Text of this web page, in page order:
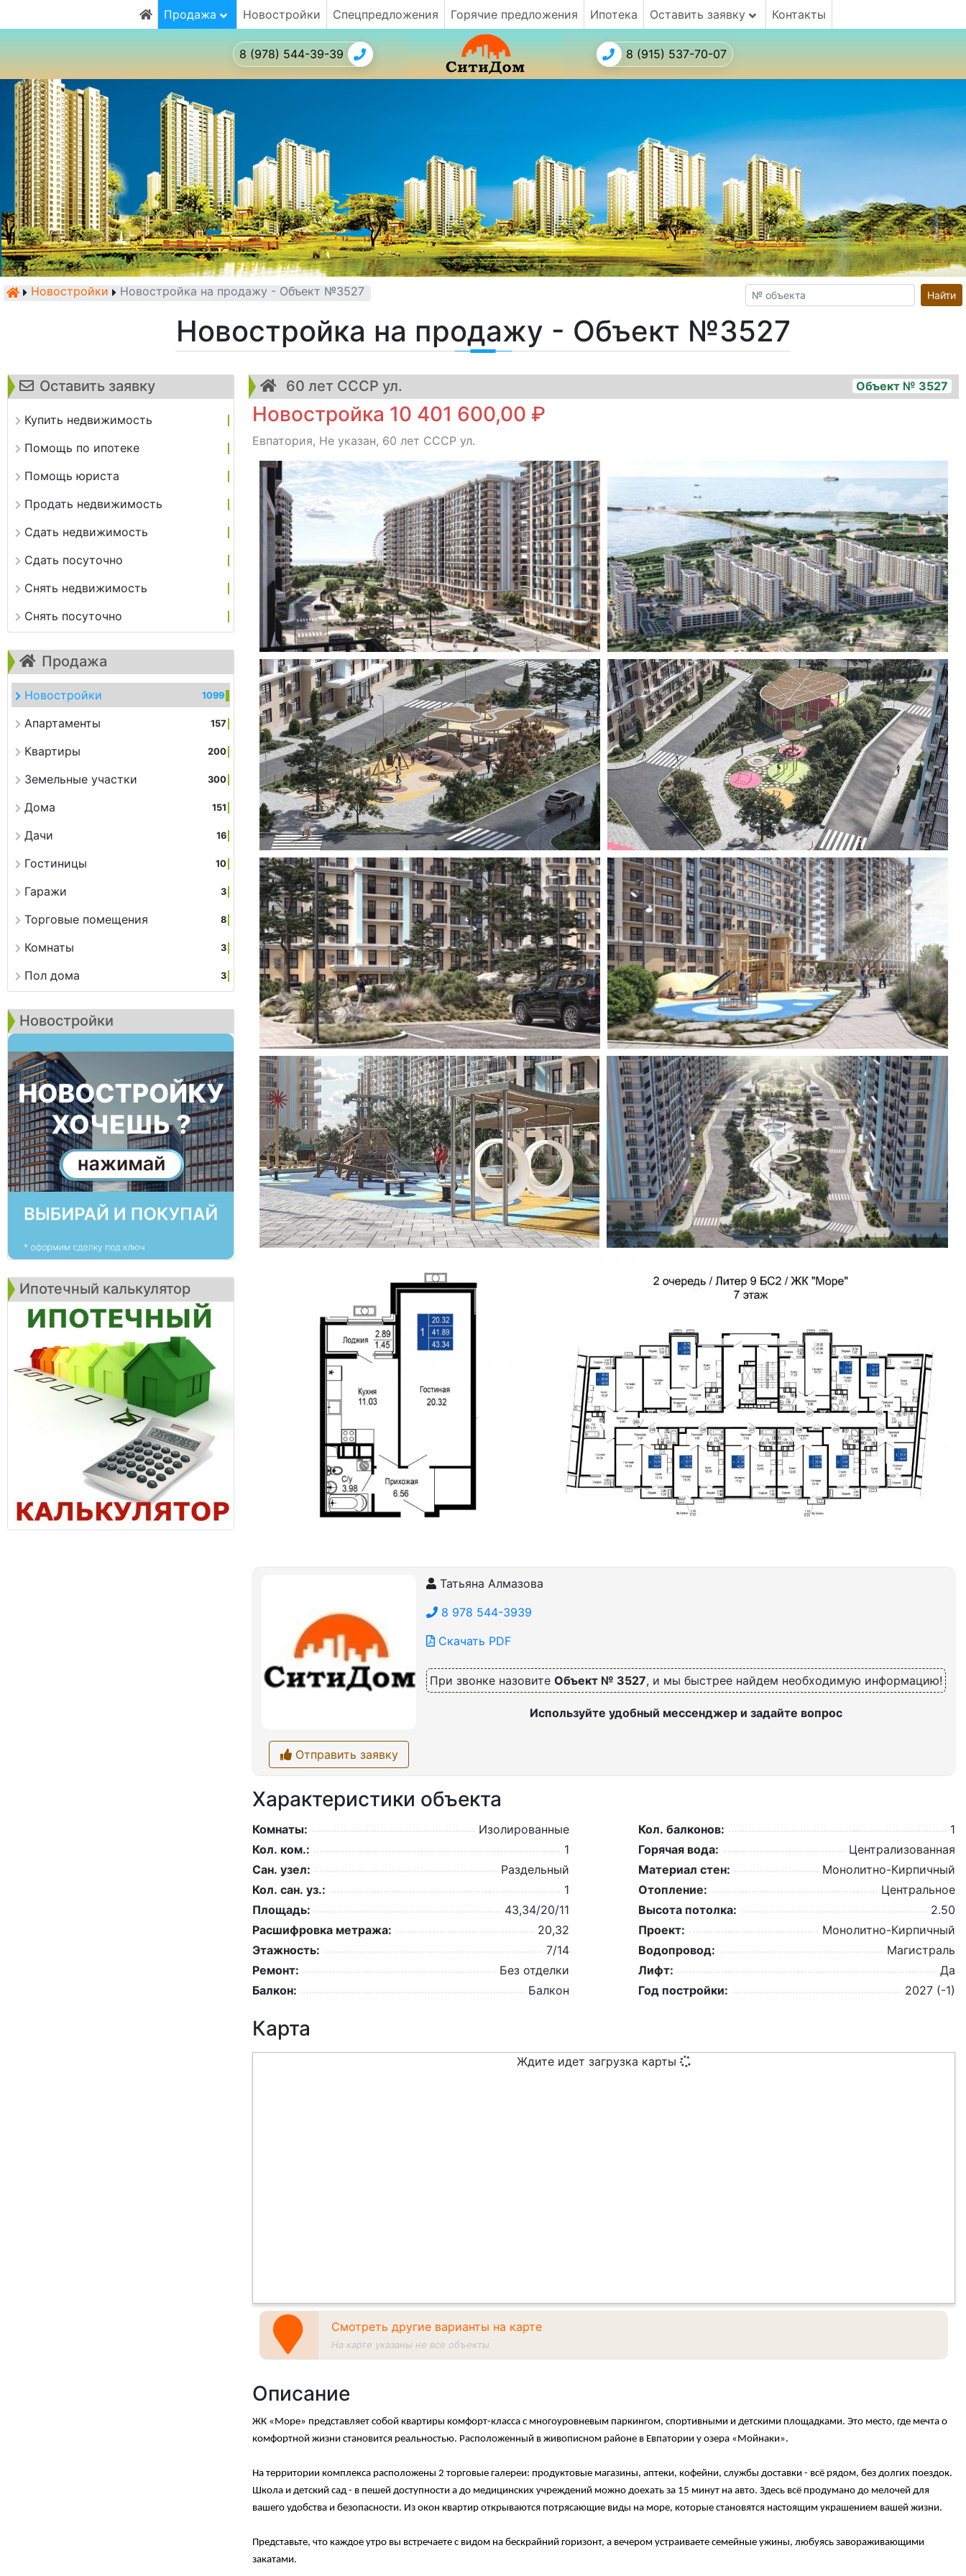
Продажа Новостройки Спецпредложения Горячие предложения Ипотека Оставить заявку Контакты
8 (978) 544-39-39 8 (915) 537-70-07
Новостройки Новостройка на продажу - Объект №3527 Найти
Новостройка на продажу - Объект №3527
Оставить заявку
Купить недвижимость
Помощь по ипотеке
Помощь юриста
Продать недвижимость
Сдать недвижимость
Сдать посуточно
Снять недвижимость
Снять посуточно
Продажа
Новостройки 1099
Апартаменты 157
Квартиры 200
Земельные участки 300
Дома 151
Дачи 16
Гостиницы 10
Гаражи 3
Торговые помещения 8
Комнаты 3
Пол дома 3
Новостройки
Ипотечный калькулятор
60 лет СССР ул. Объект № 3527
Новостройка 10 401 600,00 ₽
Евпатория, Не указан, 60 лет СССР ул.
Отправить заявку
Татьяна Алмазова
8 978 544-3939
Скачать PDF
При звонке назовите Объект № 3527, и мы быстрее найдем необходимую информацию!
Используйте удобный мессенджер и задайте вопрос
Характеристики объекта
Комнаты:
Изолированные
Кол. ком.:
1
Сан. узел:
Раздельный
Кол. сан. уз.:
1
Площадь:
43,34/20/11
Расшифровка метража:
20,32
Этажность:
7/14
Ремонт:
Без отделки
Балкон:
Балкон
Кол. балконов:
1
Горячая вода:
Централизованная
Материал стен:
Монолитно-Кирпичный
Отопление:
Центральное
Высота потолка:
2.50
Проект:
Монолитно-Кирпичный
Водопровод:
Магистраль
Лифт:
Да
Год постройки:
2027 (-1)
Карта
Ждите идет загрузка карты
Смотреть другие варианты на карте
На карте указаны не все объекты
Описание
ЖК «Море» представляет собой квартиры комфорт-класса с многоуровневым паркингом, спортивными и детскими площадками. Это место, где мечта о
комфортной жизни становится реальностью. Расположенный в живописном районе в Евпатории у озера «Мойнаки».
На территории комплекса расположены 2 торговые галереи: продуктовые магазины, аптеки, кофейни, службы доставки - всё рядом, без долгих поездок.
Школа и детский сад - в пешей доступности а до медицинских учреждений можно доехать за 15 минут на авто. Здесь всё продумано до мелочей для
вашего удобства и безопасности. Из окон квартир открываются потрясающие виды на море, которые становятся настоящим украшением вашей жизни.
Представьте, что каждое утро вы встречаете с видом на бескрайний горизонт, а вечером устраиваете семейные ужины, любуясь завораживающими
закатами.